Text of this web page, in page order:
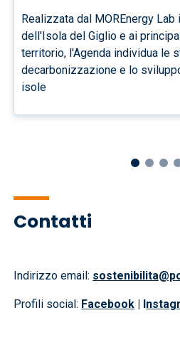
Realizzata dal MOREnergy
dell'Isola del Giglio e ai
territorio, l'Agenda individua le
decarbonizzazione e lo
isole
Contatti
Indirizzo email:
Profili social: Facebook